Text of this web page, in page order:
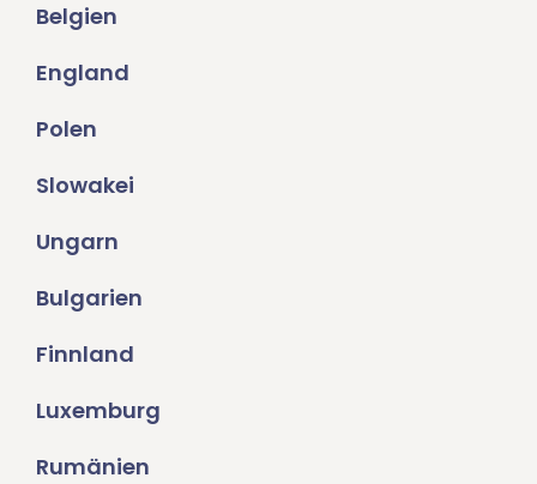
Belgien
England
Polen
Slowakei
Ungarn
Bulgarien
Finnland
Luxemburg
Rumänien